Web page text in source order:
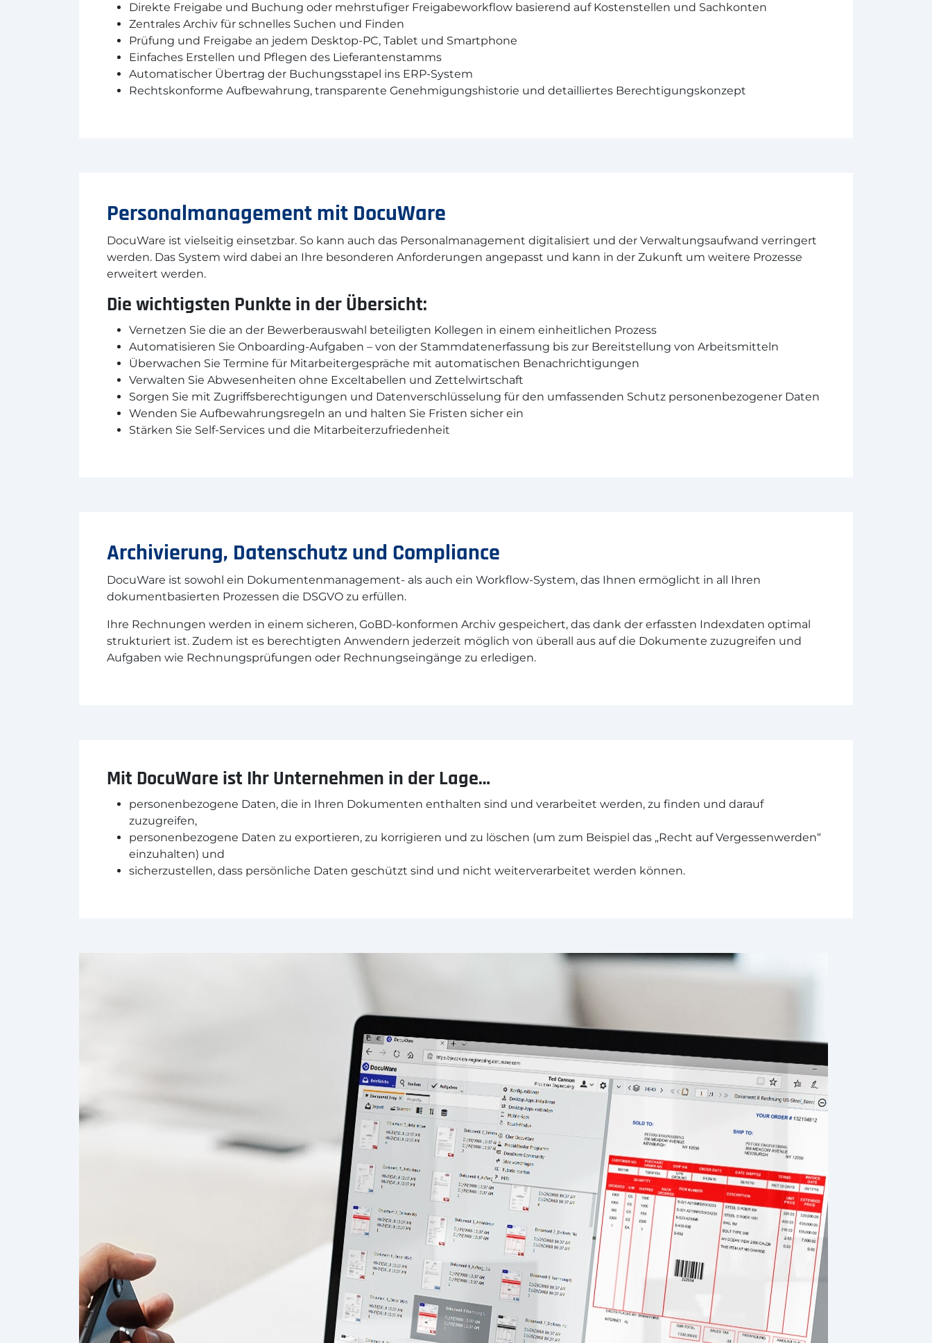
Direkte Freigabe und Buchung oder mehrstufiger Freigabeworkflow basierend auf Kostenstellen und Sachkonten
Zentrales Archiv für schnelles Suchen und Finden
Prüfung und Freigabe an jedem Desktop-PC, Tablet und Smartphone
Einfaches Erstellen und Pflegen des Lieferantenstamms
Automatischer Übertrag der Buchungsstapel ins ERP-System
Rechtskonforme Aufbewahrung, transparente Genehmigungshistorie und detailliertes Berechtigungskonzept
Personalmanagement mit DocuWare
DocuWare ist vielseitig einsetzbar. So kann auch das Personalmanagement digitalisiert und der Verwaltungsaufwand verringert
werden. Das System wird dabei an Ihre besonderen Anforderungen angepasst und kann in der Zukunft um weitere Prozesse
erweitert werden.
Die wichtigsten Punkte in der Übersicht:
Vernetzen Sie die an der Bewerberauswahl beteiligten Kollegen in einem einheitlichen Prozess
Automatisieren Sie Onboarding-Aufgaben – von der Stammdatenerfassung bis zur Bereitstellung von Arbeitsmitteln
Überwachen Sie Termine für Mitarbeitergespräche mit automatischen Benachrichtigungen
Verwalten Sie Abwesenheiten ohne Exceltabellen und Zettelwirtschaft
Sorgen Sie mit Zugriffsberechtigungen und Datenverschlüsselung für den umfassenden Schutz personenbezogener Daten
Wenden Sie Aufbewahrungsregeln an und halten Sie Fristen sicher ein
Stärken Sie Self-Services und die Mitarbeiterzufriedenheit
Archivierung, Datenschutz und Compliance
DocuWare ist sowohl ein Dokumentenmanagement- als auch ein Workflow-System, das Ihnen ermöglicht in all Ihren
dokumentbasierten Prozessen die DSGVO zu erfüllen.
Ihre Rechnungen werden in einem sicheren, GoBD-konformen Archiv gespeichert, das dank der erfassten Indexdaten optimal
strukturiert ist. Zudem ist es berechtigten Anwendern jederzeit möglich von überall aus auf die Dokumente zuzugreifen und
Aufgaben wie Rechnungsprüfungen oder Rechnungseingänge zu erledigen.
Mit DocuWare ist Ihr Unternehmen in der Lage…
personenbezogene Daten, die in Ihren Dokumenten enthalten sind und verarbeitet werden, zu finden und darauf
zuzugreifen,
personenbezogene Daten zu exportieren, zu korrigieren und zu löschen (um zum Beispiel das „Recht auf Vergessenwerden“
einzuhalten) und
sicherzustellen, dass persönliche Daten geschützt sind und nicht weiterverarbeitet werden können.